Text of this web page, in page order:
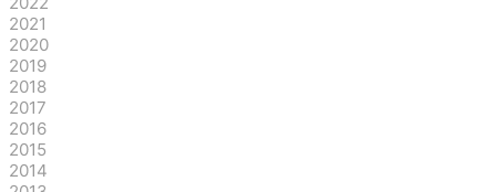
2021
2020
2019
2018
2017
2016
2015
2014